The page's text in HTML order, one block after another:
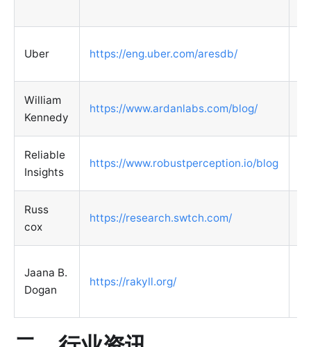
Uber https://eng.uber.com/aresdb/
William
Kennedy
https://www.ardanlabs.com/blog/
Reliable
Insights
https://www.robustperception.io/blog
Russ
cox
https://research.swtch.com/
Jaana B.
Dogan
https://rakyll.org/